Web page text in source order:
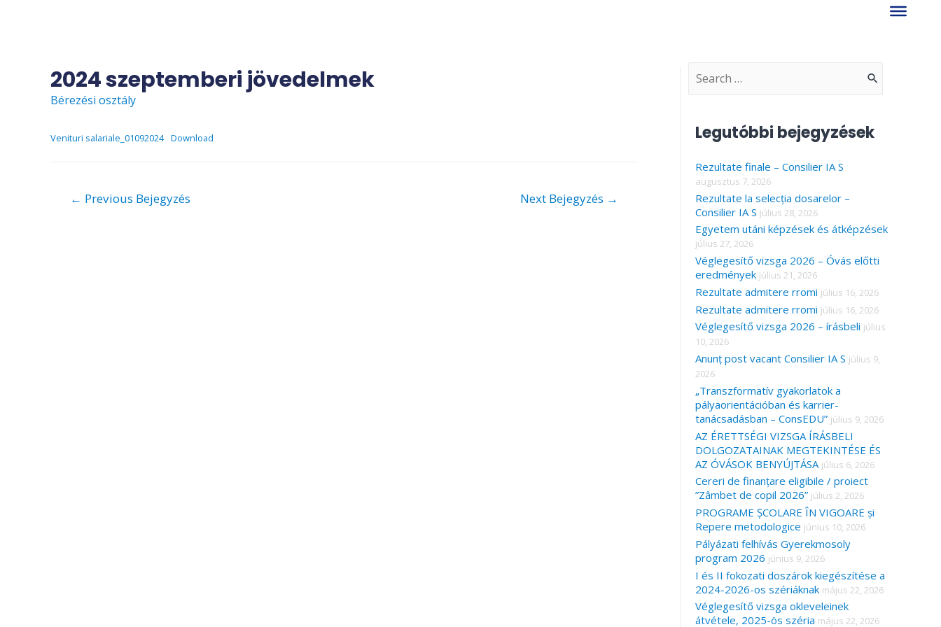
2024 szeptemberi jövedelmek
Bérezési osztály
Venituri salariale_01092024 Download
Bejegyzés
← Previous Bejegyzés Next Bejegyzés →
S
c
h
f
o
r
:
Legutóbbi bejegyzések
Rezultate finale – Consilier IA S
augusztus 7, 2026
Rezultate la selecția dosarelor –
Consilier IA S július 28, 2026
Egyetem utáni képzések és átképzések
július 27, 2026
Véglegesítő vizsga 2026 – Óvás előtti
eredmények július 21, 2026
Rezultate admitere rromi július 16, 2026
Rezultate admitere rromi július 16, 2026
Véglegesítő vizsga 2026 – írásbeli július
10, 2026
Anunț post vacant Consilier IA S július 9,
2026
„Transzformatív gyakorlatok a
pályaorientációban és karrier-
tanácsadásban – ConsEDU” július 9, 2026
AZ ÉRETTSÉGI VIZSGA ÍRÁSBELI
DOLGOZATAINAK MEGTEKINTÉSE ÉS
AZ ÓVÁSOK BENYÚJTÁSA július 6, 2026
Cereri de finanțare eligibile / proiect
”Zâmbet de copil 2026” július 2, 2026
PROGRAME ȘCOLARE ÎN VIGOARE și
Repere metodologice június 10, 2026
Pályázati felhívás Gyerekmosoly
program 2026 június 9, 2026
I és II fokozati doszárok kiegészítése a
2024-2026-os szériáknak május 22, 2026
Véglegesítő vizsga okleveleinek
átvétele, 2025-ös széria május 22, 2026